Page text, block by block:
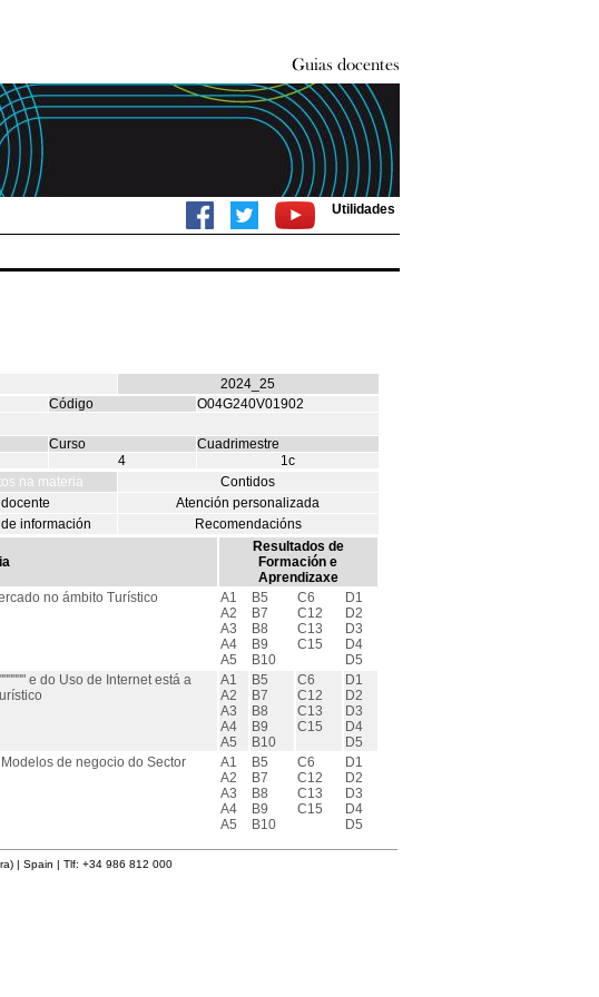
Utilidades
2024_25
Código
O04G240V01902
Curso
Cuadrimestre
4
1c
na materia
Contidos
Atención personalizada
información Recomendacións
Resultados de
Formación e
Aprendizaxe
no ámbito Turístico
A1
A2
A3
A4
A5
B5
B7
B8
B9
B10
C6
C12
C13
C15
D1
D2
D3
D4
D5
e do Uso de Internet está a
A1
A2
A3
A4
A5
B5
B7
B8
B9
B10
C6
C12
C13
C15
D1
D2
D3
D4
D5
de negocio do Sector
A1
A2
A3
A4
A5
B5
B7
B8
B9
B10
C6
C12
C13
C15
D1
D2
D3
D4
D5
| Spain | Tlf: +34 986 812 000